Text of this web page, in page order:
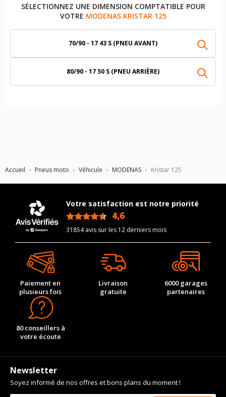
Accueil Pneus moto Véhicule MODENAS Kristar 125
SÉLECTIONNEZ UNE DIMENSION COMPTATIBLE POUR
VOTRE MODENAS KRISTAR 125
70/90 - 17 43 S (PNEU AVANT)
80/90 - 17 50 S (PNEU ARRIÈRE)
Votre satisfaction est notre priorité
4,6
31854 avis sur les 12 derniers mois
Paiement en
plusieurs fois
Livraison
gratuite
6000 garages
partenaires
80 conseillers à
votre écoute
Newsletter
Soyez informé de nos offres et bons plans du moment !